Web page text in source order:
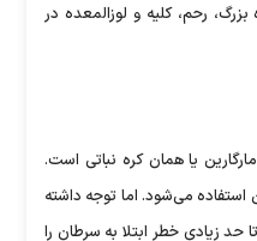
رحم، کلیه و لوزالمعده در
یا همان کره نباتی است.
استفاده می‌شود. اما توجه داشته
زیادی خطر ابتلا به سرطان را